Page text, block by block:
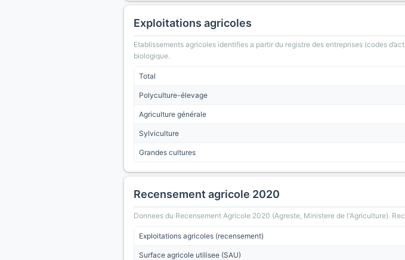
Exploitations agricoles
Etablissements agricoles identifies a partir du registre des entreprises (codes
biologique.
Total
Polyculture-élevage
Agriculture générale
Sylviculture
Grandes cultures
Recensement agricole 2020
Donnees du Recensement Agricole 2020 (Agreste, Ministere de l'Agriculture).
Exploitations agricoles (recensement)
Surface agricole utilisee (SAU)